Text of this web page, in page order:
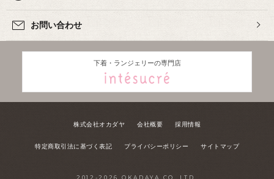
お問い合わせ
下着・ランジェリーの専門店
株式会社オカダヤ 会社概要 採用情報
特定商取引法に基づく表記 プライバシーポリシー サイトマップ
2012- 2026 OKADAYA CO.,LTD.